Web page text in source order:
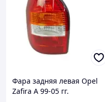
Фара задняя левая Opel
Zafira A 99-05 гг.